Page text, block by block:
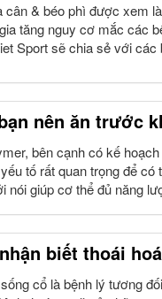
cân & béo phì được xem
tăng nguy cơ mắc các
Sport sẽ chia sẻ với
nên ăn trước
bên cạnh có kế
tố rất quan trọng để
nói giúp cơ thể đủ năng
biết thoái
cổ là bệnh lý tương